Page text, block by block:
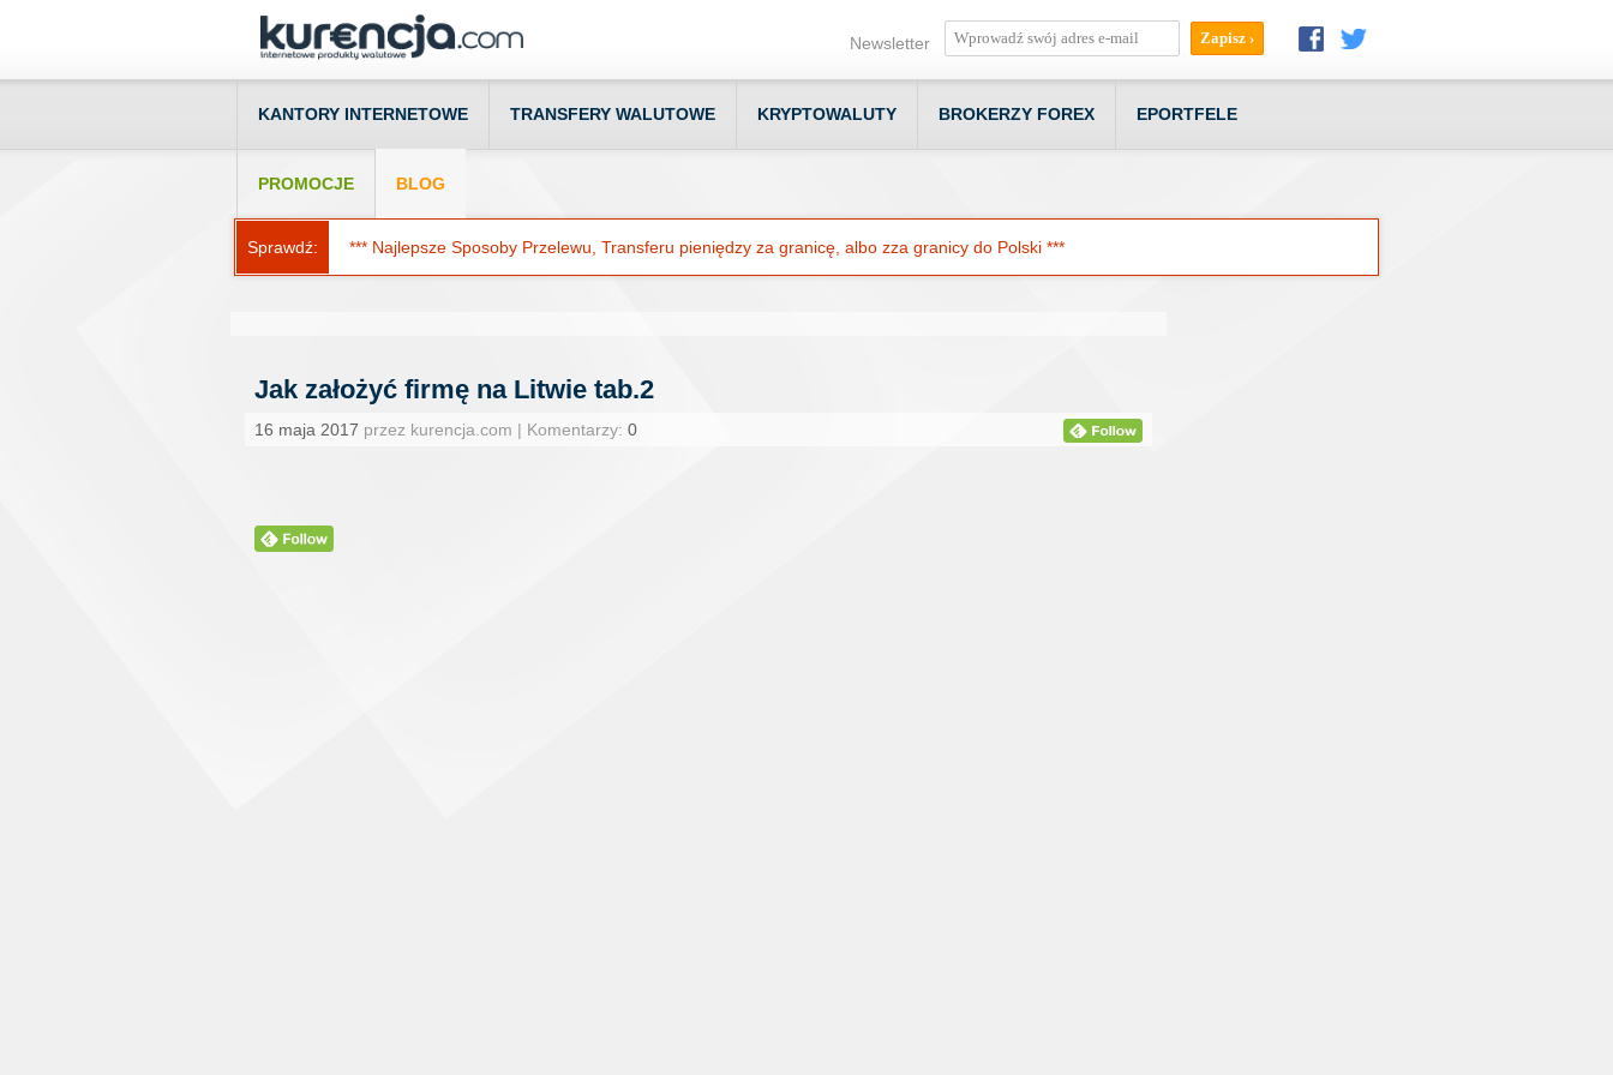
Newsletter
KANTORY INTERNETOWE TRANSFERY WALUTOWE KRYPTOWALUTY BROKERZY FOREX EPORTFELE
PROMOCJE BLOG
Sprawdź: *** Najlepsze Sposoby Przelewu, Transferu pieniędzy za granicę, albo zza granicy do Polski ***
Jak założyć firmę na Litwie tab.2
16 maja 2017 przez kurencja.com | Komentarzy: 0